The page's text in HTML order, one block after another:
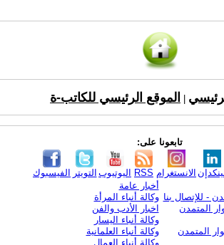
الموقع الرئيسي للكاتب-ة
تابعونا على:
الفيسبوك التويتر اليوتيوب RSS الانستغرام
- للإتصال بنا
المتمدن
المتمدن
أخبار عامة
وكالة أنباء المرأة
اخبار الأدب والفن
وكالة أنباء اليسار
وكالة أنباء العلمانية
وكالة أنباء العمال